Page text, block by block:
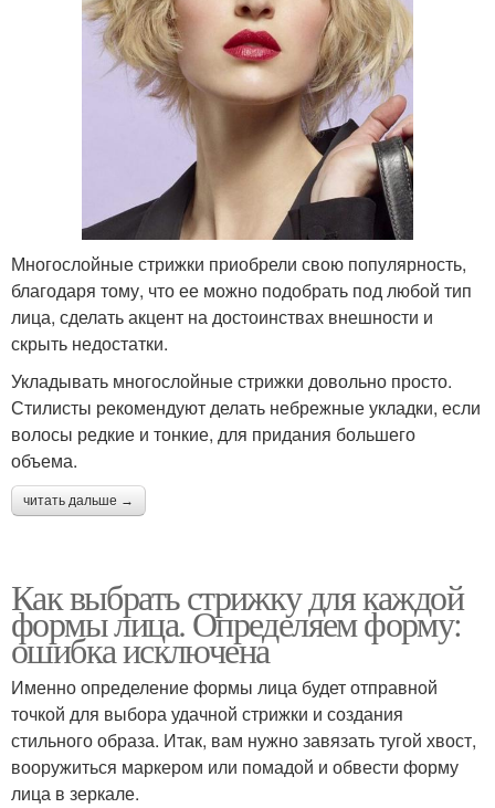
Многослойные стрижки приобрели свою популярность,
благодаря тому, что ее можно подобрать под любой тип
лица, сделать акцент на достоинствах внешности и
скрыть недостатки.
Укладывать многослойные стрижки довольно просто.
Стилисты рекомендуют делать небрежные укладки, если
волосы редкие и тонкие, для придания большего
объема.
читать дальше →
Как выбрать стрижку для каждой
формы лица. Определяем форму:
ошибка исключена
Именно определение формы лица будет отправной
точкой для выбора удачной стрижки и создания
стильного образа. Итак, вам нужно завязать тугой хвост,
вооружиться маркером или помадой и обвести форму
лица в зеркале.